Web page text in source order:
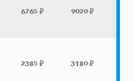
6765 ₽ 9020 ₽
2385 ₽ 3180 ₽